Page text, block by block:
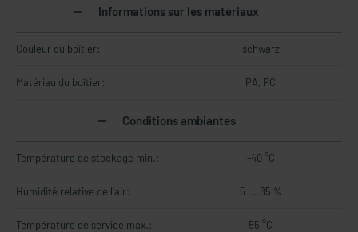
Informations sur les matériaux
Couleur du boîtier: schwarz
Matériau du boîtier: PA, PC
Conditions ambiantes
Température de stockage min.: -40 °C
Humidité relative de l'air: 5 ... 85 %
Température de service max.: 55 °C